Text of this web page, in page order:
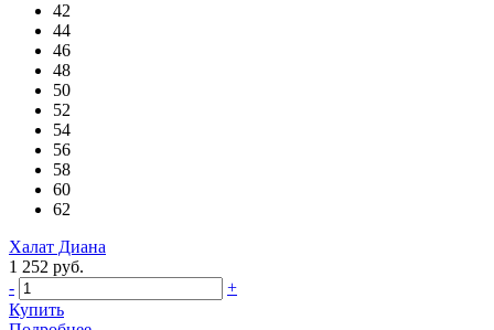
42
44
46
48
50
52
54
56
58
60
62
Халат Диана
1 252 руб.
-
+
Купить